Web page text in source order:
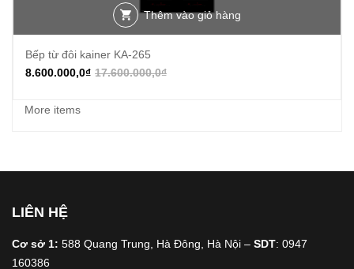
Thêm vào giỏ hàng
Bếp từ đôi kainer KA-265
17.600.000,0₫
8.600.000,0₫
More items
LIÊN HỆ
Cơ sở 1: 588 Quang Trung, Hà Đông, Hà Nội – SDT: 0947
160386